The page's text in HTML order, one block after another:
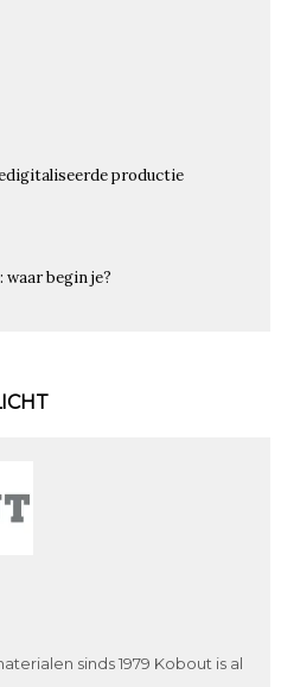
productie
begin je?
sinds 1979 Kobout is al